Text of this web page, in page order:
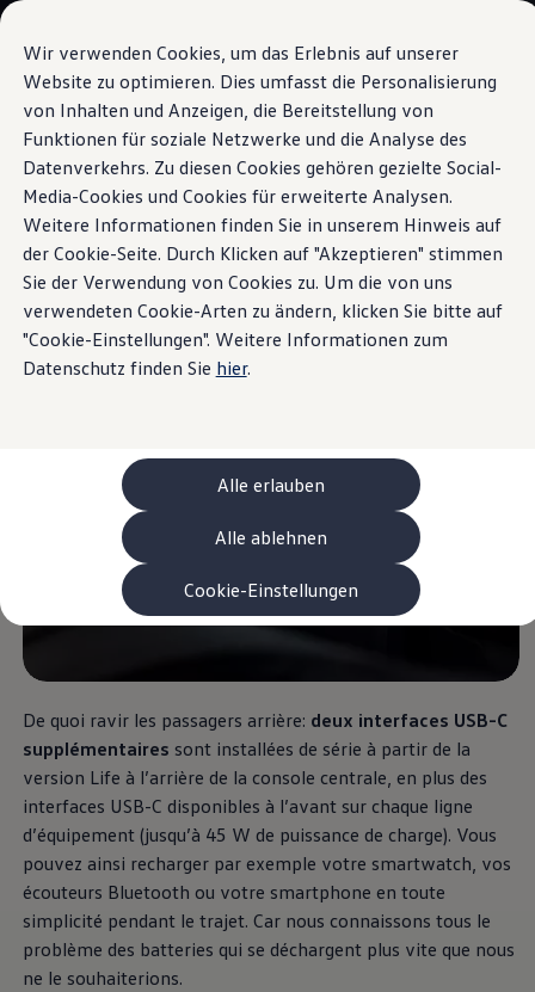
Wir verwenden Cookies, um das Erlebnis auf unserer
Website zu optimieren. Dies umfasst die Personalisierung
von Inhalten und Anzeigen, die Bereitstellung von
Funktionen für soziale Netzwerke und die Analyse des
Datenverkehrs. Zu diesen Cookies gehören gezielte Social-
Media-Cookies und Cookies für erweiterte Analysen.
Weitere Informationen finden Sie in unserem Hinweis auf
der Cookie-Seite. Durch Klicken auf "Akzeptieren" stimmen
Sie der Verwendung von Cookies zu. Um die von uns
verwendeten Cookie-Arten zu ändern, klicken Sie bitte auf
"Cookie-Einstellungen". Weitere Informationen zum
Datenschutz finden Sie hier.
Alle erlauben
Alle ablehnen
Cookie-Einstellungen
Passer
au
contenu
principal
Sauter
au
pied
de
page
Votre configuration
Modèles spéciaux UNITED
Conseil et achat
Offres actuelles
Clients professionnels et gestion de flotte
Véhicules en stock
Occasions
Financement
Calculateur de leasing
Électromobilité
Coûts et financement
Recharge et autonomie
Recharger à domicile
Recharger en déplacement
Simulateur de temps de recharge
Simulateur d’autonomie
ChargeOn
Technologie et batterie
Recyclage: récupération de matières premières
ID. Affichage tête haute
Pompe à chaleur Volkswagen
Service et accessoires
Campagnes de rappel
Packs de services
Assistance dépannage et accident
Clever Repair / Totalrepair
Rapport de dommages en ligne
Assurances
Options numériques
Trouver des services pour votre modèle
Applications Volkswagen, connexion et
Connecter un téléphone mobile au véhicule
Mises à jour pour les logiciels, les cartes et la
Manuel digital
Arrêt du réseau téléphonie mobile 2G/3G
myVolkswagen
Ports USB-C dans la deuxième rangée de
sièges
Pleinepuissance de
charge
De quoi ravir les passagers arrière: deux interfaces USB-C
supplémentaires sont installées de série à partir de la
version Life à l’arrière de la console centrale, en plus des
interfaces USB-C disponibles à l’avant sur chaque ligne
d’équipement (jusqu’à 45 W de puissance de charge). Vous
pouvez ainsi recharger par exemple votre smartwatch, vos
écouteurs Bluetooth ou votre smartphone en toute
simplicité pendant le trajet. Car nous connaissons tous le
problème des batteries qui se déchargent plus vite que nous
ne le souhaiterions.